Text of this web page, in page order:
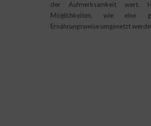
der Aufmerksamkeit wert.
Möglichkeiten, wie eine
Ernährungsweise umgesetzt